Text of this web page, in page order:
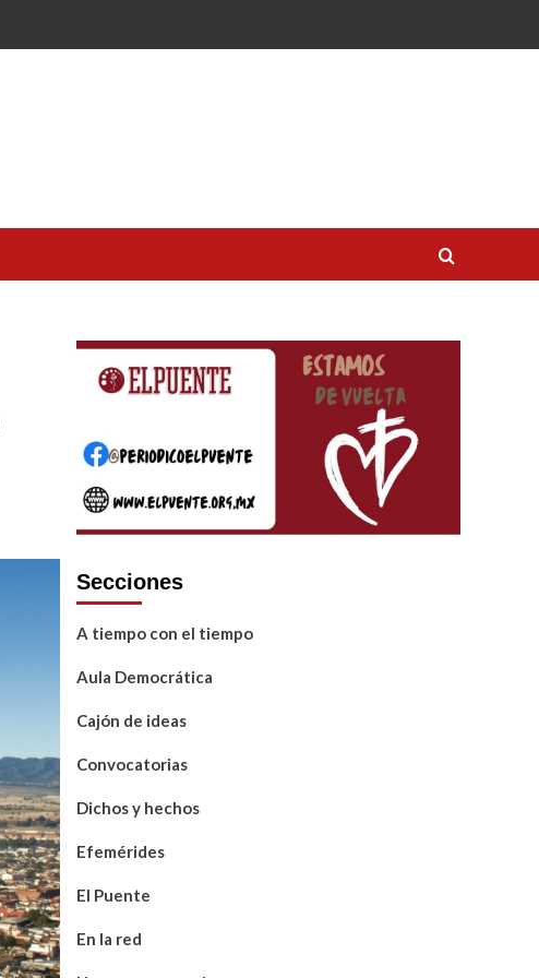
Secciones
A tiempo con el tiempo
Aula Democrática
Cajón de ideas
Convocatorias
Dichos y hechos
Efemérides
El Puente
En la red